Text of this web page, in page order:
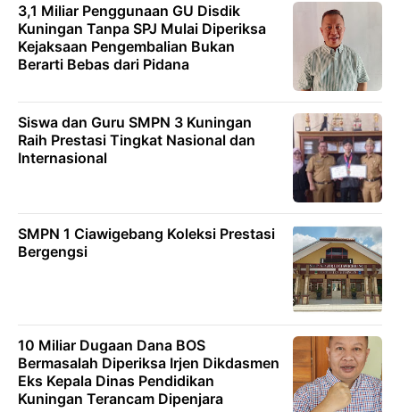
3,1 Miliar Penggunaan GU Disdik
Kuningan Tanpa SPJ Mulai Diperiksa
Kejaksaan Pengembalian Bukan
Berarti Bebas dari Pidana
Siswa dan Guru SMPN 3 Kuningan
Raih Prestasi Tingkat Nasional dan
Internasional
SMPN 1 Ciawigebang Koleksi Prestasi
Bergengsi
10 Miliar Dugaan Dana BOS
Bermasalah Diperiksa Irjen Dikdasmen
Eks Kepala Dinas Pendidikan
Kuningan Terancam Dipenjara